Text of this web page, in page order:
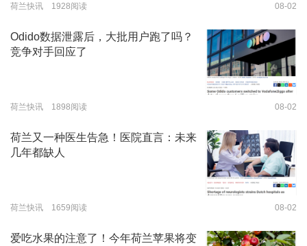
荷兰快讯 1928阅读 08-02
Odido数据泄露后，大批用户跑了吗？
竞争对手回应了
荷兰快讯 1898阅读 08-02
荷兰又一种医生告急！医院直言：未来
几年都缺人
荷兰快讯 1659阅读 08-02
爱吃水果的注意了！今年荷兰苹果将变